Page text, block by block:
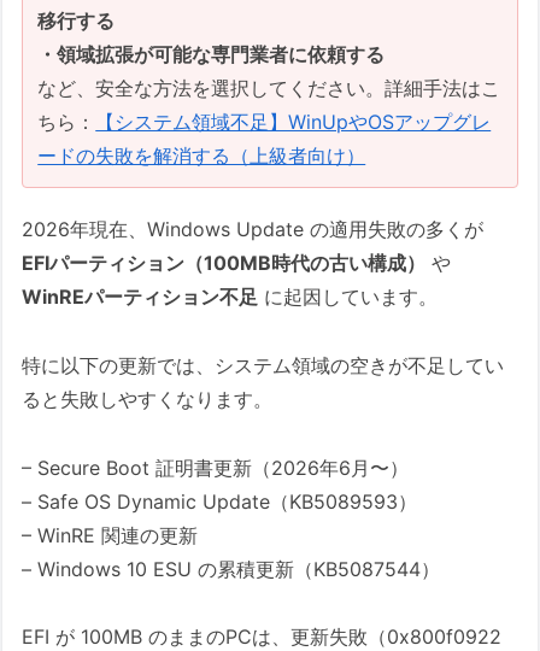
移行する
・領域拡張が可能な専門業者に依頼する
など、安全な方法を選択してください。詳細手法はこ
ちら：
【システム領域不足】WinUpやOSアップグレ
ードの失敗を解消する（上級者向け）
2026年現在、Windows Update の適用失敗の多くが
EFIパーティション（100MB時代の古い構成）
や
WinREパーティション不足 に起因しています。
特に以下の更新では、システム領域の空きが不足してい
ると失敗しやすくなります。
– Secure Boot 証明書更新（2026年6月〜）
– Safe OS Dynamic Update（KB5089593）
– WinRE 関連の更新
– Windows 10 ESU の累積更新（KB5087544）
EFI が 100MB のままのPCは、更新失敗（0x800f0922